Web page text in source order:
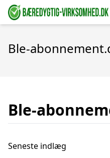
Ble-
Ble-
Seneste indlæg